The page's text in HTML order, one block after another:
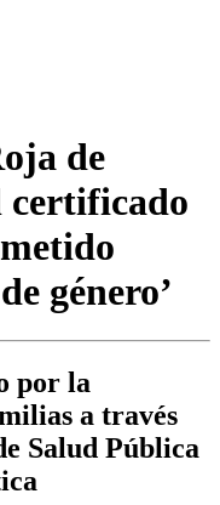
de
certificado
género’
por la
a través
Salud Pública